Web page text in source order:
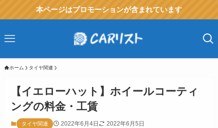
本ページはプロモーションが含まれています
ホーム タイヤ関連
【イエローハット】ホイールコーティ
ングの料金・工賃
タイヤ関連 2022年6月4日 2022年6月5日